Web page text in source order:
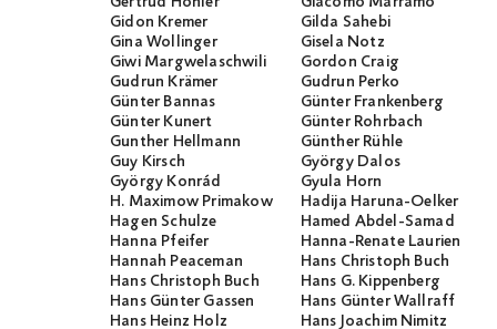
Gidon Kremer
Gilda Sahebi
Gina Wollinger
Gisela Notz
Giwi Margwelaschwili
Gordon Craig
Gudrun Krämer
Gudrun Perko
Günter Bannas
Günter Frankenberg
Günter Kunert
Günter Rohrbach
Gunther Hellmann
Günther Rühle
Guy Kirsch
György Dalos
György Konrád
Gyula Horn
H. Maximow Primakow
Hadija Haruna-Oelker
Hagen Schulze
Hamed Abdel-Samad
Hanna Pfeifer
Hanna-Renate Laurien
Hannah Peaceman
Hans Christoph Buch
Hans Christoph Buch
Hans G. Kippenberg
Hans Günter Gassen
Hans Günter Wallraff
Hans Heinz Holz
Hans Joachim Nimitz